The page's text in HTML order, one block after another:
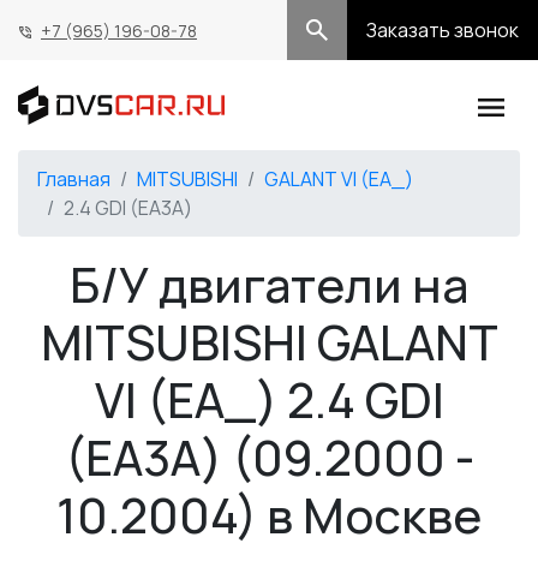
+7 (965) 196-08-78 Заказать звонок
Главная MITSUBISHI
GALANT VI (EA_)
2.4 GDI (EA3A)
Б/У двигатели на
MITSUBISHI GALANT
VI (EA_) 2.4 GDI
(EA3A) (09.2000 -
10.2004) в Москве